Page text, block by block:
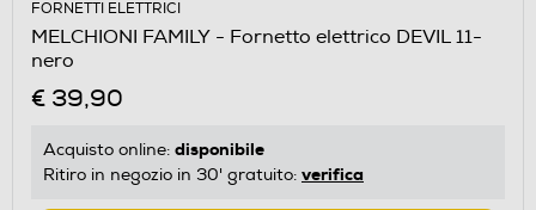
FORNETTI ELETTRICI
MELCHIONI FAMILY - Fornetto elettrico DEVIL 11-
nero
€ 39,90
Acquisto online: disponibile
Ritiro in negozio in 30' gratuito: verifica